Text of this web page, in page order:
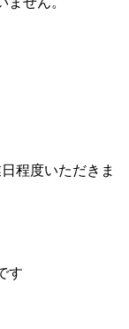
程度いただきま
す